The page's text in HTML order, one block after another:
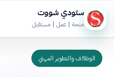
ستودي شووت
منحة | عمل | مستقبل
الوظائف والتطوير المهني